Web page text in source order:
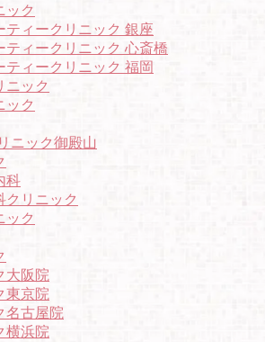
ック
ティークリニック 銀座
ティークリニック 心斎橋
ティークリニック 福岡
ニック
ック
ニック御殿山
科
クリニック
ック
大阪院
東京院
名古屋院
横浜院